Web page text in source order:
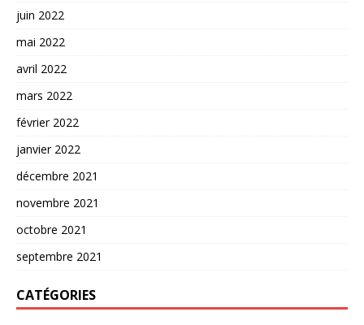
juin 2022
mai 2022
avril 2022
mars 2022
février 2022
janvier 2022
décembre 2021
novembre 2021
octobre 2021
septembre 2021
CATÉGORIES